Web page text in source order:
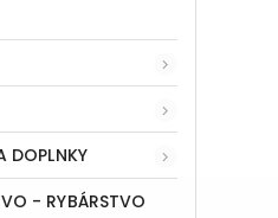
DOPLNKY
- RYBÁRSTVO